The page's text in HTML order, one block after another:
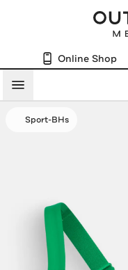
Online Shop
Menü
Sport-BHs